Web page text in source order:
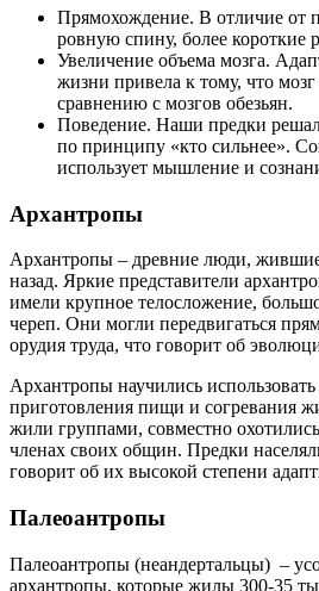
Прямохождение. В отличие от
ровную спину, более короткие
Увеличение объема мозга.
жизни привела к тому, что
сравнению с мозгов обезьян.
Поведение. Наши предки
по принципу «кто сильнее».
использует мышление и
Архантропы
Архантропы – древние люди,
назад. Яркие представители
имели крупное телосложение,
череп. Они могли передвигаться
орудия труда, что говорит об
Архантропы научились использовать
приготовления пищи и согревания
жили группами, совместно
членах своих общин. Предки
говорит об их высокой степени
Палеоантропы
Палеоантропы (неандертальцы) –
архантропы, которые жилы 300-35